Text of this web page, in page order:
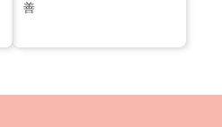
善